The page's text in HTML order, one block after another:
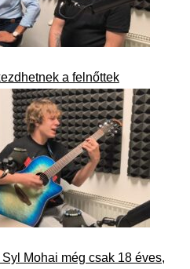
a felnőttek
Mohai még csak 18 éves,